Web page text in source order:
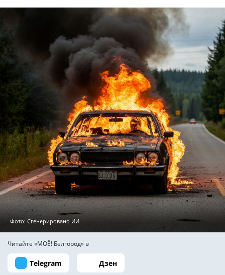
Фото: Сгенерировано ИИ
Читайте «МОЁ! Белгород» в
Telegram Дзен